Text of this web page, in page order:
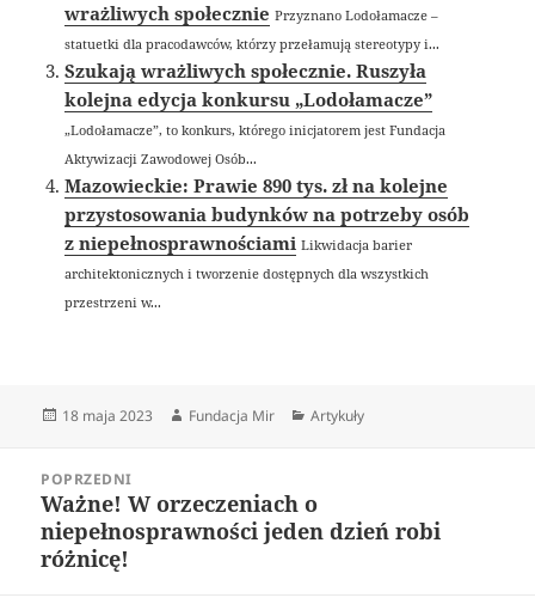
wrażliwych społecznie Przyznano Lodołamacze –
statuetki dla pracodawców, którzy przełamują stereotypy i...
Szukają wrażliwych społecznie. Ruszyła
kolejna edycja konkursu „Lodołamacze”
„Lodołamacze”, to konkurs, którego inicjatorem jest Fundacja
Aktywizacji Zawodowej Osób...
Mazowieckie: Prawie 890 tys. zł na kolejne
przystosowania budynków na potrzeby osób
z niepełnosprawnościami Likwidacja barier
architektonicznych i tworzenie dostępnych dla wszystkich
przestrzeni w...
Data
18 maja 2023 Autor
Fundacja Mir Kategorie
Artykuły
wpisuPOPRZEDNI
Poprzedni
wpis:
Ważne! W orzeczeniach o
niepełnosprawności jeden dzień robi
różnicę!